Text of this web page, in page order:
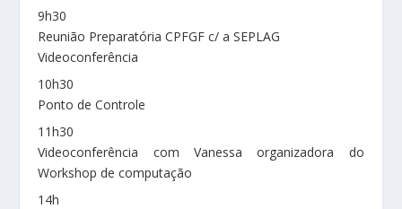
9h30
Reunião Preparatória CPFGF c/ a SEPLAG
Videoconferência
10h30
Ponto de Controle
11h30
Videoconferência com Vanessa organizadora do
Workshop de computação
14h